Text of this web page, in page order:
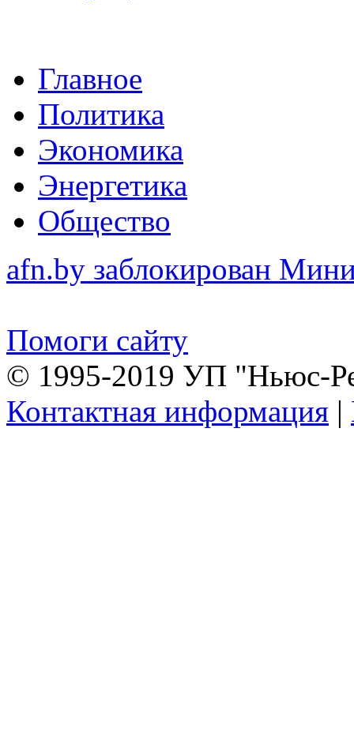
Главное
Политика
Экономика
Энергетика
Общество
afn.by заблокирован
Помоги сайту
© 1995-2019 УП "Ньюс-
Контактная информация |